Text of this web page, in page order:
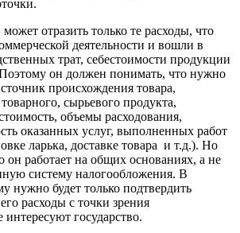
отразить только те расходы, что
деятельности и вошли в
трат, себестоимости продукции
он должен понимать, что нужно
происхождения товара,
сырьевого продукта,
объемы расходования,
оказанных услуг, выполненных работ
ларька, доставке товара и т.д.). Но
он работает на общих основаниях, а не
систему налогообложения. В
нужно будет только подтвердить
расходы с точки зрения
государство.